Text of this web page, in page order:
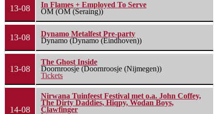
13-08
In Flames + Employed To Serve
OM (OM (Seraing))
13-08
Dynamo Metalfest Pre-party
Dynamo (Dynamo (Eindhoven))
13-08
The Ghost Inside
Doornroosje (Doornroosje (Nijmegen))
Tickets
14-08
Nirwana Tuinfeest Festival met o.a. John Coffey,
The Dirty Daddies, Hiqpy, Wodan Boys,
Clawfinger